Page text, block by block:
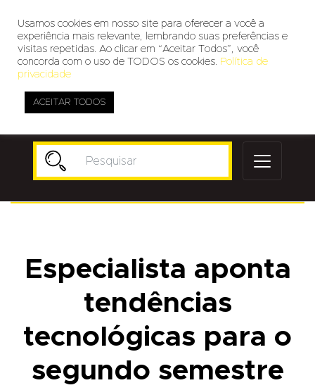
Especialista aponta
tendências
tecnológicas para o
segundo semestre
Usamos cookies em nosso site para oferecer a você a
experiência mais relevante, lembrando suas preferências e
visitas repetidas. Ao clicar em “Aceitar Todos”, você
concorda com o uso de TODOS os cookies. Política de
privacidade
ACEITAR TODOS